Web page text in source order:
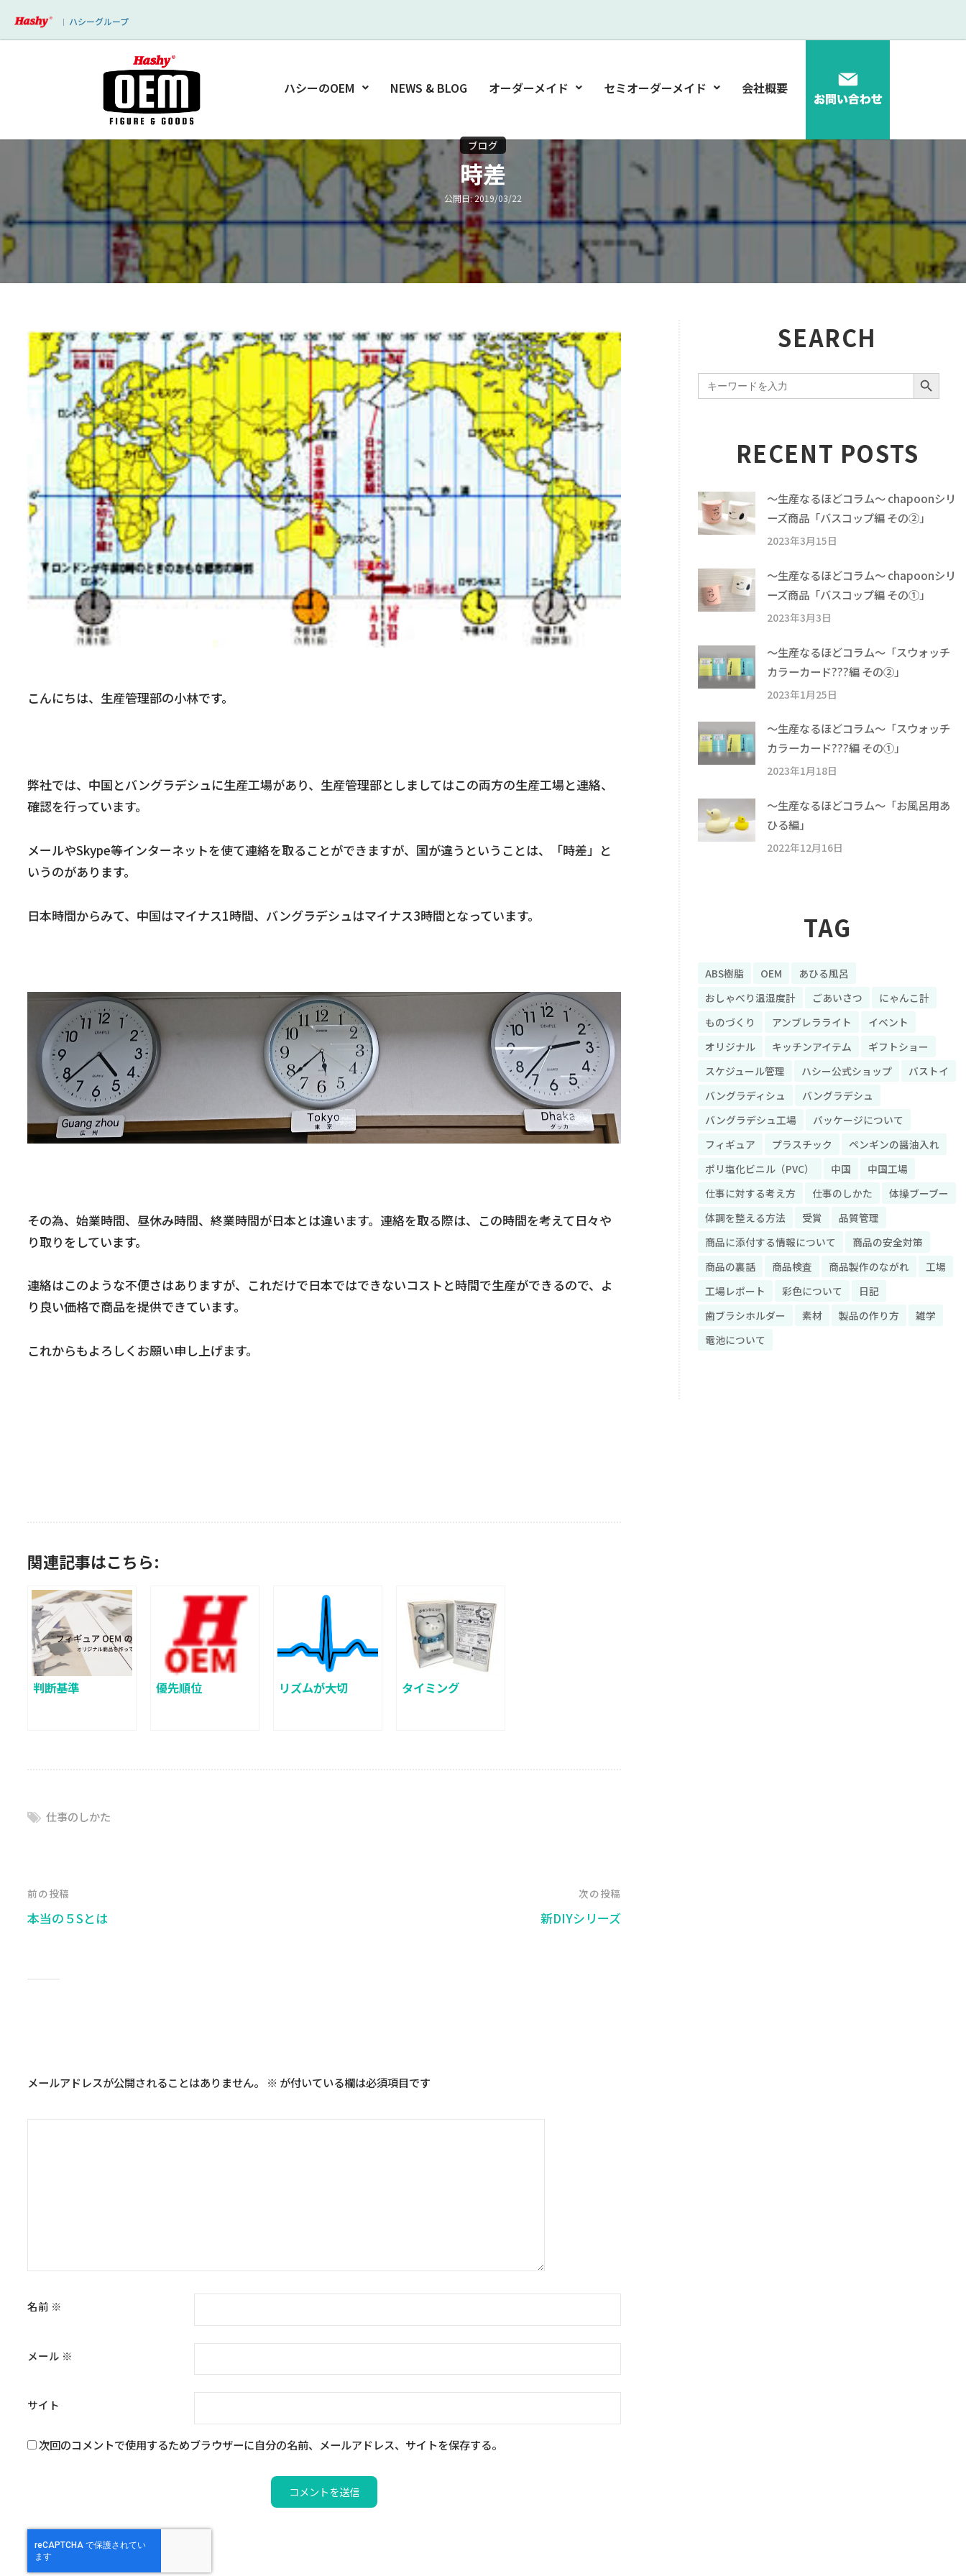
｜ ハシーグループ
ハシーのOEM NEWS & BLOG オーダーメイド セミオーダーメイド 会社概要
ブログ
時差
公開日: 2019/03/22
こんにちは、生産管理部の小林です。
弊社では、中国とバングラデシュに生産工場があり、生産管理部としましてはこの両方の生産工場と連絡、
確認を行っています。
メールやSkype等インターネットを使て連絡を取ることができますが、国が違うということは、「時差」と
いうのがあります。
日本時間からみて、中国はマイナス1時間、バングラデシュはマイナス3時間となっています。
その為、始業時間、昼休み時間、終業時間が日本とは違います。連絡を取る際は、この時間を考えて日々や
り取りをしています。
連絡はこのような不便さはありますが、これだけで日本ではできないコストと時間で生産ができるので、よ
り良い価格で商品を提供できています。
これからもよろしくお願い申し上げます。
関連記事はこちら:
判断基準 優先順位 リズムが大切 タイミング
仕事のしかた
前の投稿
本当の５Sとは
次の投稿
新DIYシリーズ
メールアドレスが公開されることはありません。 ※ が付いている欄は必須項目です
名前 ※
メール ※
サイト
次回のコメントで使用するためブラウザーに自分の名前、メールアドレス、サイトを保存する。
SEARCH
Search
for:
SEARCH BUTTON
RECENT POSTS
〜生産なるほどコラム〜 chapoonシリ
ーズ商品「バスコップ編 その②」
2023年3月15日
〜生産なるほどコラム〜 chapoonシリ
ーズ商品「バスコップ編 その①」
2023年3月3日
〜生産なるほどコラム〜「スウォッチ
カラーカード???編 その②」
2023年1月25日
〜生産なるほどコラム〜「スウォッチ
カラーカード???編 その①」
2023年1月18日
〜生産なるほどコラム〜「お風呂用あ
ひる編」
2022年12月16日
TAG
ABS樹脂 OEM
あひる風呂
おしゃべり温湿度計
ごあいさつ
にゃんこ計
ものづくり
アンブレラライト
イベント
オリジナル
キッチンアイテム
ギフトショー
スケジュール管理
ハシー公式ショップ
バストイ
バングラディシュ
バングラデシュ
バングラデシュ工場
パッケージについて
フィギュア
プラスチック
ペンギンの醤油入れ
ポリ塩化ビニル（PVC）
中国
中国工場
仕事に対する考え方
仕事のしかた
体操ブーブー
体調を整える方法
受賞
品質管理
商品に添付する情報について
商品の安全対策
商品の裏話
商品検査 商品製作のながれ
工場
工場レポート
彩色について
日記
歯ブラシホルダー
素材 製品の作り方
雑学
電池について